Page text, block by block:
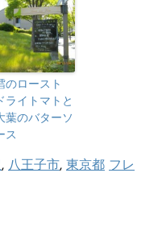
のロースト
ドライトマトと
葉のバターソ
ス
, 八王子市, 東京都 フレ